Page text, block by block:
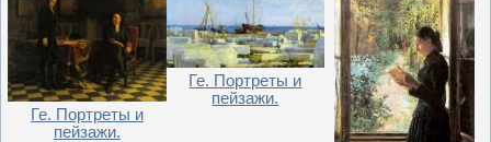
Ге. Портреты и
пейзажи.
Ге. Портреты и
пейзажи.